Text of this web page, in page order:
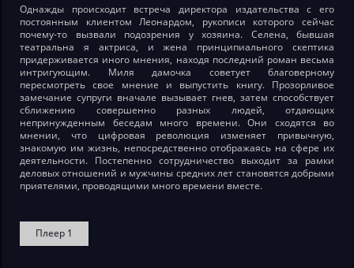
Однажды происходит встреча директора издательства с его
постоянным клиентом Леонардом, рукописи которого сейчас
почему-то вызвали подозрения у хозяина. Селена, бывшая
театральна я актриса, и жена принципиального скептика
придерживается иного мнения, находя последний роман весьма
интригующим. Миля дамочка советует благоверному
пересмотреть свое мнение и выпустить книгу. Прозорливое
замечание супруги вначале вызывает гнев, затем способствует
сближению совершенно разных людей, отдающих
непринужденным беседам много времени. Они сходятся во
мнении, что цифровая революция изменяет привычную,
знакомую им жизнь, непосредственно отображаясь на сфере их
деятельности. Постепенно сотрудничество выходит за рамки
деловых отношений и мужчины средних лет становятся добрыми
приятелями, проводящими много времени вместе.
Плеер 1